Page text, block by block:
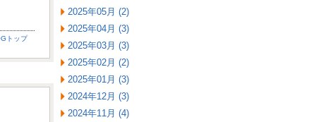
トップ
2025年05月 (2)
2025年04月 (3)
2025年03月 (3)
2025年02月 (2)
2025年01月 (3)
2024年12月 (3)
2024年11月 (4)